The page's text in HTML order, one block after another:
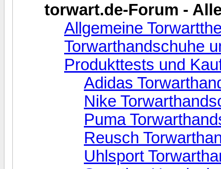
torwart.de-Forum -
Allgemeine
Torwarthandschuhe
Produkttests und
Adidas
Nike
Puma
Reusch
Uhlsport